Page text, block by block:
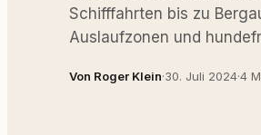
Schifffahrten bis zu
Auslaufzonen und
Von Roger Klein·30. Juli 2024·4